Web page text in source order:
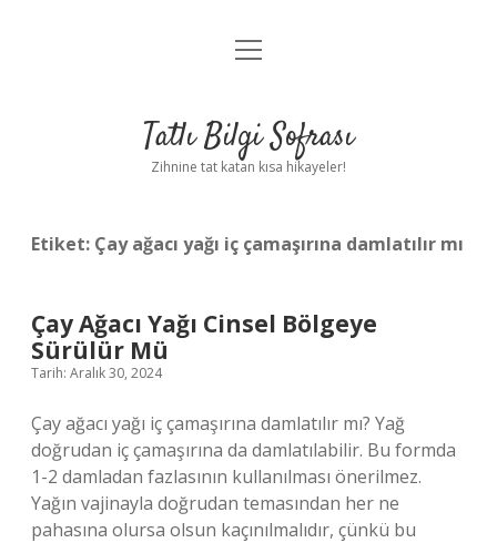
Anasayfa
Yasal Uyarı
menüyü
Tatlı Bilgi Sofrası
Zihnine tat katan kısa hikayeler!
Etiket: Çay ağacı yağı iç çamaşırına damlatılır mı
Çay Ağacı Yağı Cinsel Bölgeye
Sürülür Mü
Tarih: Aralık 30, 2024
Çay ağacı yağı iç çamaşırına damlatılır mı? Yağ
doğrudan iç çamaşırına da damlatılabilir. Bu formda
1-2 damladan fazlasının kullanılması önerilmez.
Yağın vajinayla doğrudan temasından her ne
pahasına olursa olsun kaçınılmalıdır, çünkü bu